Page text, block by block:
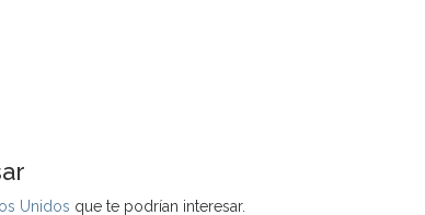
Unidos que te podrían interesar.